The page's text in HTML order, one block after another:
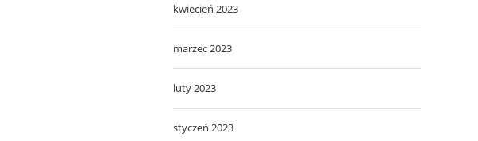
kwiecień 2023
marzec 2023
luty 2023
styczeń 2023